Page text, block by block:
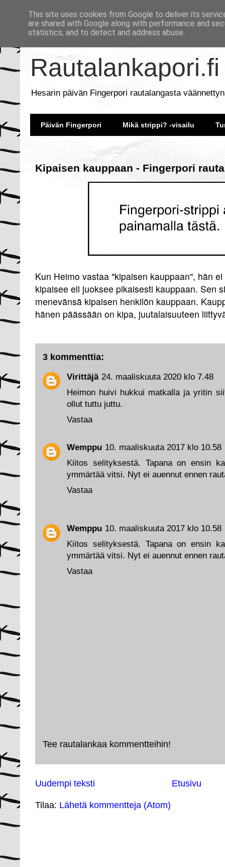
Rautalankapori.fi
Hesarin päivän Fingerpori rautalangasta
Päivän Fingerpori Mikä strippi? -visailu
Kipaisen kauppaan - Fingerpori
Kun Heimo vastaa "kipaisen kauppaan", hän
kipaisee eli juoksee pikaisesti kauppaan. Sen
menevänsä kipaisen henkilön kauppaan.
hänen päässään on kipa, juutalaisuuteen
3 kommenttia:
Wemppu 10. maaliskuuta 2017 klo 10.58
Kiitos selityksestä. Tapana on ensin
ymmärtää vitsi. Nyt ei auennut ennen
Vastaa
Wemppu 10. maaliskuuta 2017 klo 10.58
Kiitos selityksestä. Tapana on ensin
ymmärtää vitsi. Nyt ei auennut ennen
Vastaa
Virittäjä 24. maaliskuuta 2020 klo 7.48
Heimon huivi hukkui matkalla ja yritin
ollut tuttu juttu.
Vastaa
Tee rautalankaa kommentteihin!
Uudempi teksti Etusivu
Tilaa: Lähetä kommentteja (Atom)
This site uses cookies from Google to deliver its
are shared with Google along with performance and
statistics, and to detect and address abuse.